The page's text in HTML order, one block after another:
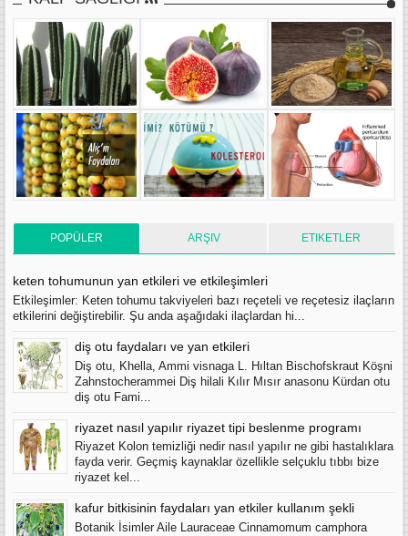
POPÜLER ARŞIV ETIKETLER
keten tohumunun yan etkileri ve etkileşimleri
Etkileşimler: Keten tohumu takviyeleri bazı reçeteli ve reçetesiz ilaçların
etkilerini değiştirebilir. Şu anda aşağıdaki ilaçlardan hi...
diş otu faydaları ve yan etkileri
Diş otu, Khella, Ammi visnaga L. Hıltan Bischofskraut Köşni
Zahnstocherammei Diş hilali Kılır Mısır anasonu Kürdan otu
diş otu Fami...
riyazet nasıl yapılır riyazet tipi beslenme programı
Riyazet Kolon temizliği nedir nasıl yapılır ne gibi hastalıklara
fayda verir. Geçmiş kaynaklar özellikle selçuklu tıbbı bize
riyazet kel...
kafur bitkisinin faydaları yan etkiler kullanım şekli
Botanik İsimler Aile Lauraceae Cinnamomum camphora